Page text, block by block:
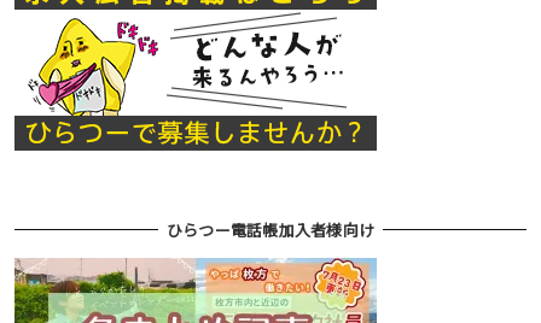
ひらつー電話帳加入者様向け